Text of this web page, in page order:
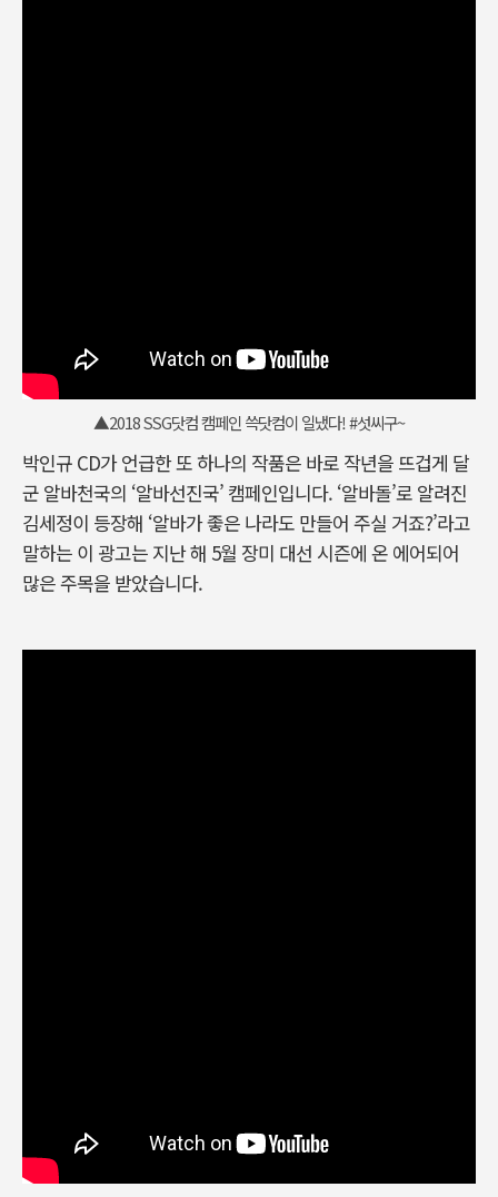
▲2018 SSG닷컴 캠페인 쓱닷컴이 일냈다! #섯씨구~
박인규 CD가 언급한 또 하나의 작품은 바로 작년을 뜨겁게 달
군 알바천국의 ‘알바선진국’ 캠페인입니다. ‘알바돌’로 알려진
김세정이 등장해 ‘알바가 좋은 나라도 만들어 주실 거죠?’라고
말하는 이 광고는 지난 해 5월 장미 대선 시즌에 온 에어되어
많은 주목을 받았습니다.